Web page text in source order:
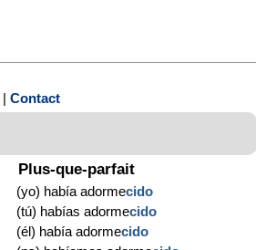
Contact
Plus-que-parfait
(yo) había adormecido
(tú) habías adormecido
(él) había adormecido